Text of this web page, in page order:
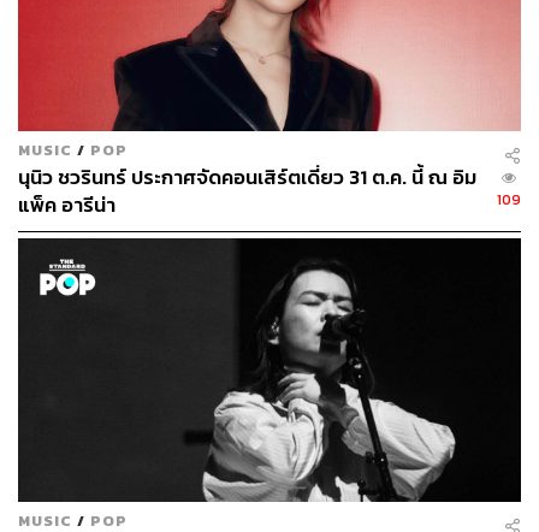
MUSIC / POP
นุนิว ชวรินทร์ ประกาศจัดคอนเสิร์ตเดี่ยว 31 ต.ค. นี้ ณ อิม
แพ็ค อารีน่า
109
MUSIC / POP